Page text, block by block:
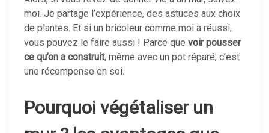
moi. Je partage l’expérience, des astuces aux choix
de plantes. Et si un bricoleur comme moi a réussi,
vous pouvez le faire aussi ! Parce que voir pousser
ce qu’on a construit, même avec un pot réparé, c’est
une récompense en soi.
Pourquoi végétaliser un